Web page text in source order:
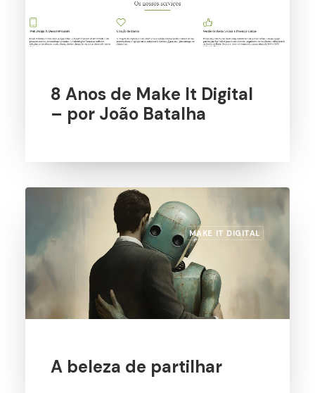
8 Anos de Make It Digital
– por João Batalha
MAKE IT DIGITAL
A beleza de partilhar